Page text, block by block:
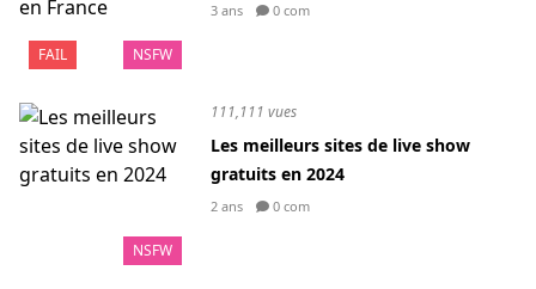
FAIL NSFW
3 ans 0 com
NSFW
111,111 vues
Les meilleurs sites de live show
gratuits en 2024
2 ans 0 com